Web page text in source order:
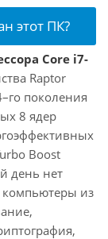
этот ПК?
Core i7-
Raptor
поколения
8 ядер
Boost
день нет
компьютеры из